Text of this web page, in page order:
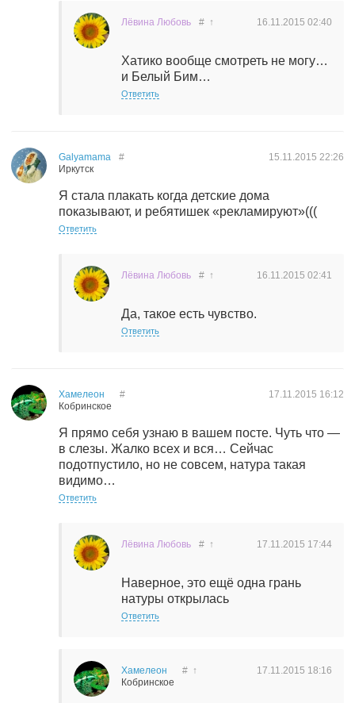
Лёвина Любовь 16.11.2015 02:40
# ↑
Хатико вообще смотреть не могу…
и Белый Бим…
Ответить
Galyamama
Иркутск
15.11.2015 22:26
#
Я стала плакать когда детские дома
показывают, и ребятишек «рекламируют»(((
Ответить
Лёвина Любовь 16.11.2015 02:41
# ↑
Да, такое есть чувство.
Ответить
Хамелеон
Кобринское
17.11.2015 16:12
#
Я прямо себя узнаю в вашем посте. Чуть что —
в слезы. Жалко всех и вся… Сейчас
подотпустило, но не совсем, натура такая
видимо…
Ответить
Лёвина Любовь 17.11.2015 17:44
# ↑
Наверное, это ещё одна грань
натуры открылась
Ответить
Хамелеон
Кобринское
17.11.2015 18:16
# ↑